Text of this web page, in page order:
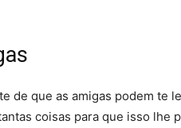
de que as amigas podem te
coisas para que isso lhe